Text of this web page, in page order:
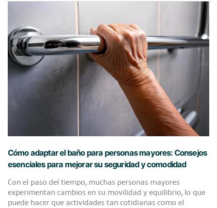
calcula
pensión
de
viudedad?
Todo
que
necesitas
Cómo adaptar el baño para personas mayores: Consejos
esenciales para mejorar su seguridad y comodidad
Con el paso del tiempo, muchas personas mayores
experimentan cambios en su movilidad y equilibrio, lo que
puede hacer que actividades tan cotidianas como el